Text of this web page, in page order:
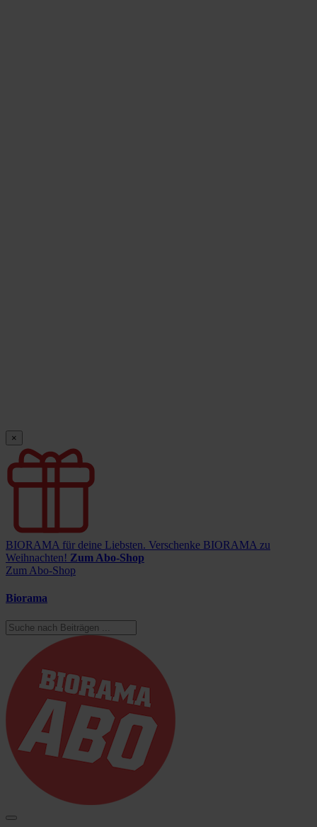
×
BIORAMA für deine Liebsten. Verschenke BIORAMA zu
Weihnachten! Zum Abo-Shop
Zum Abo-Shop
Biorama